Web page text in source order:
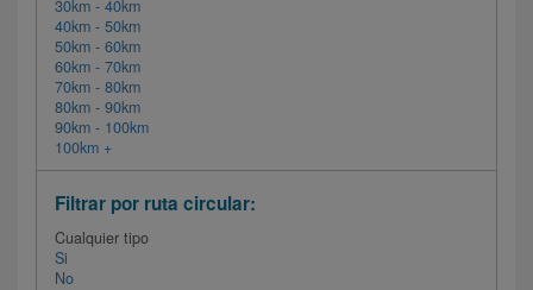
30km - 40km
40km - 50km
50km - 60km
60km - 70km
70km - 80km
80km - 90km
90km - 100km
100km +
Filtrar por ruta circular:
Cualquier tipo
Si
No